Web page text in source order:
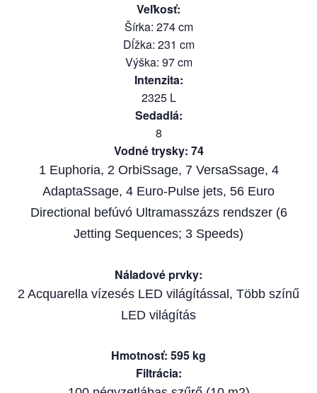
Veľkosť:
Šírka: 274cm
Dĺžka: 231 cm
Výška: 97cm
Intenzita:
2325L
Sedadlá:
8
Vodné trysky: 74
1 Euphoria, 2 OrbiSsage, 7 VersaSsage, 4
AdaptaSsage, 4 Euro-Pulse jets, 56 Euro
Directional befúvó Ultramasszázs rendszer (6
Jetting Sequences; 3 Speeds)
Náladové prvky:
2 Acquarella vízesés LED világítással, Több színű
LED világítás
Hmotnosť: 595 kg
Filtrácia: